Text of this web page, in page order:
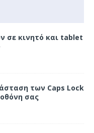
σε κινητό και tablet
των Caps Lock
σας